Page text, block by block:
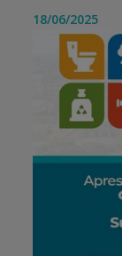
18/06/2025